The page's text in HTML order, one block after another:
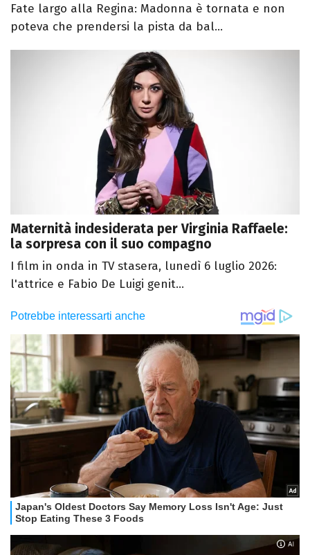
Fate largo alla Regina: Madonna è tornata e non
poteva che prendersi la pista da bal...
Maternità indesiderata per Virginia Raffaele:
la sorpresa con il suo compagno
I film in onda in TV stasera, lunedì 6 luglio 2026:
l'attrice e Fabio De Luigi genit...